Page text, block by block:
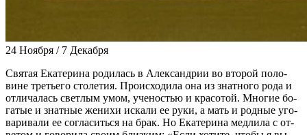
24 Ноября / 7 Декабря
Свя­тая Ека­те­ри­на ро­ди­лась в Алек­сан­дрии во вто­рой по­ло­
вине тре­тье­го сто­ле­тия. Про­ис­хо­ди­ла она из знат­но­го ро­да и
от­ли­ча­лась свет­лым умом, уче­но­стью и кра­со­той. Мно­гие бо­
га­тые и знат­ные же­ни­хи ис­ка­ли ее ру­ки, а мать и род­ные уго­
ва­ри­ва­ли ее со­гла­сить­ся на брак. Но Ека­те­ри­на мед­ли­ла с от­